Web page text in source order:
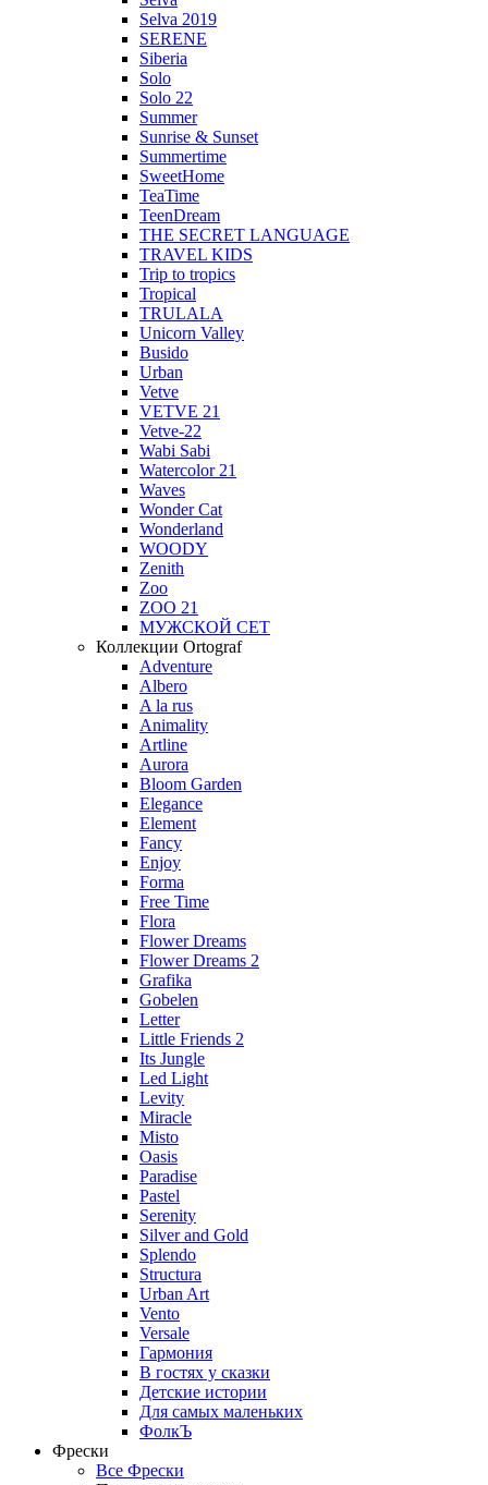
Selva 2019
SERENE
Siberia
Solo
Solo 22
Summer
Sunrise & Sunset
Summertime
SweetHome
TeaTime
TeenDream
THE SECRET LANGUAGE
TRAVEL KIDS
Trip to tropics
Tropical
TRULALA
Unicorn Valley
Busido
Urban
Vetve
VETVE 21
Vetve-22
Wabi Sabi
Watercolor 21
Waves
Wonder Cat
Wonderland
WOODY
Zenith
Zoo
ZOO 21
МУЖСКОЙ СЕТ
Коллекции Ortograf
Adventure
Albero
A la rus
Animality
Artline
Aurora
Bloom Garden
Elegance
Element
Fancy
Enjoy
Forma
Free Time
Flora
Flower Dreams
Flower Dreams 2
Grafika
Gobelen
Letter
Little Friends 2
Its Jungle
Led Light
Levity
Miracle
Misto
Oasis
Paradise
Pastel
Serenity
Silver and Gold
Splendo
Structura
Urban Art
Vento
Versale
Гармония
В гостях у сказки
Детские истории
Для самых маленьких
ФолкЪ
Фрески
Все Фрески